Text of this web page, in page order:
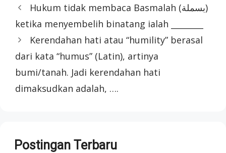
Hukum tidak membaca Basmalah (بسملة)
ketika menyembelih binatang ialah ________
Kerendahan hati atau “humility” berasal
dari kata “humus” (Latin), artinya
bumi/tanah. Jadi kerendahan hati
dimaksudkan adalah, ….
Postingan Terbaru